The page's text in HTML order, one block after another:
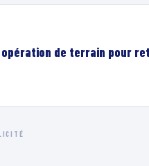
opération de terrain pour